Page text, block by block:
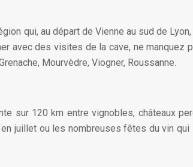
qui, au départ de Vienne au sud de
avec des visites de la cave, ne manquez
Mourvèdre, Viogner, Roussanne.
sur 120 km entre vignobles, châteaux
juillet ou les nombreuses fêtes du vin